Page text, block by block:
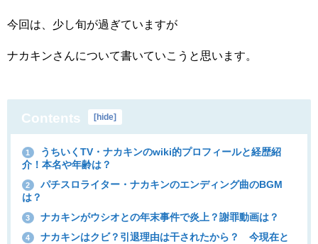
今回は、少し旬が過ぎていますが
ナカキンさんについて書いていこうと思います。
Contents hide
1
うちいくTV・ナカキンのwiki的プロフィールと経歴紹
介！本名や年齢は？
2
パチスロライター・ナカキンのエンディング曲のBGM
は？
3 ナカキンがウシオとの年末事件で炎上？謝罪動画は？
4
ナカキンはクビ？引退理由は干されたから？ 今現在と